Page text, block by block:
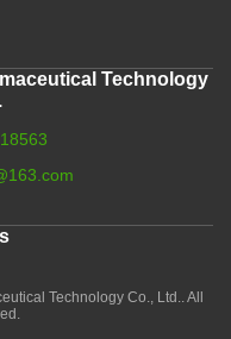
Technology
Technology Co., Ltd.. All